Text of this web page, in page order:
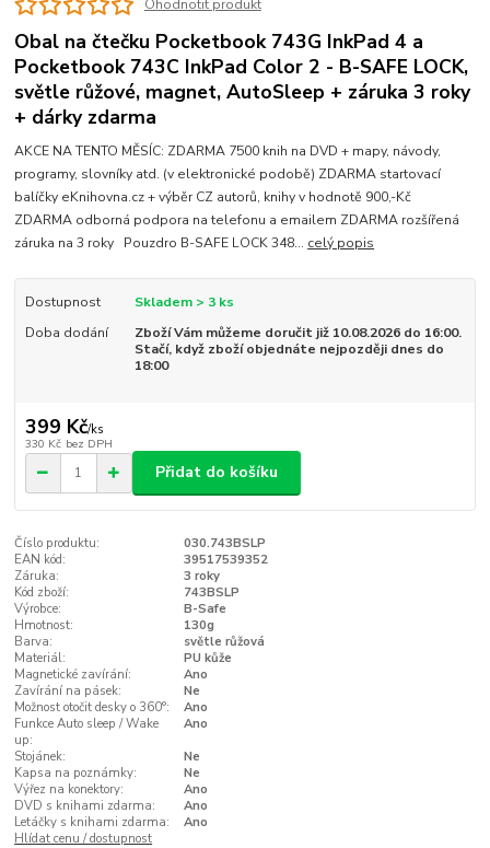
Ohodnotit produkt
Obal na čtečku Pocketbook 743G InkPad 4 a
Pocketbook 743C InkPad Color 2 - B-SAFE LOCK,
světle růžové, magnet, AutoSleep + záruka 3 roky
+ dárky zdarma
AKCE NA TENTO MĚSÍC: ZDARMA 7500 knih na DVD + mapy, návody,
programy, slovníky atd. (v elektronické podobě) ZDARMA startovací
balíčky eKnihovna.cz + výběr CZ autorů, knihy v hodnotě 900,-Kč
ZDARMA odborná podpora na telefonu a emailem ZDARMA rozšířená
záruka na 3 roky Pouzdro B-SAFE LOCK 348... celý popis
Dostupnost
Skladem > 3 ks
Doba dodání
Zboží Vám můžeme doručit již 10.08.2026 do 16:00.
Stačí, když zboží objednáte nejpozději dnes do
18:00
399 Kč/ks
330 Kč bez DPH
Přidat do košíku
Číslo produktu:
030.743BSLP
EAN kód:
39517539352
Záruka:
3 roky
Kód zboží:
743BSLP
Výrobce:
B-Safe
Hmotnost:
130g
Barva:
světle růžová
Materiál:
PU kůže
Magnetické zavírání:
Ano
Zavírání na pásek:
Ne
Možnost otočit desky o 360°:
Ano
Funkce Auto sleep / Wake
up:
Ano
Stojánek:
Ne
Kapsa na poznámky:
Ne
Výřez na konektory:
Ano
DVD s knihami zdarma:
Ano
Letáčky s knihami zdarma:
Ano
Hlídat cenu / dostupnost